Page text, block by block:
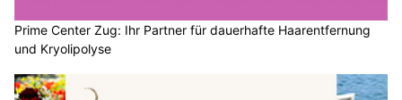
Prime Center Zug: Ihr Partner für dauerhafte Haarentfernung
und Kryolipolyse